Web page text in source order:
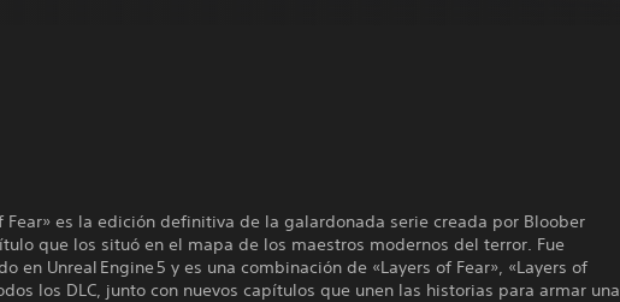
Fear» es la edición definitiva de la galardonada serie creada por Bloober
que los situó en el mapa de los maestros modernos del terror. Fue
en Unreal Engine 5 y es una combinación de «Layers of Fear», «Layers of
los DLC, junto con nuevos capítulos que unen las historias para armar una